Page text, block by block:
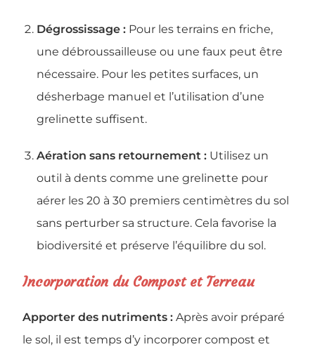
Dégrossissage : Pour les terrains en friche,
une débroussailleuse ou une faux peut être
nécessaire. Pour les petites surfaces, un
désherbage manuel et l’utilisation d’une
grelinette suffisent.
Aération sans retournement : Utilisez un
outil à dents comme une grelinette pour
aérer les 20 à 30 premiers centimètres du sol
sans perturber sa structure. Cela favorise la
biodiversité et préserve l’équilibre du sol.
Incorporation du Compost et Terreau
Apporter des nutriments : Après avoir préparé
le sol, il est temps d’y incorporer compost et